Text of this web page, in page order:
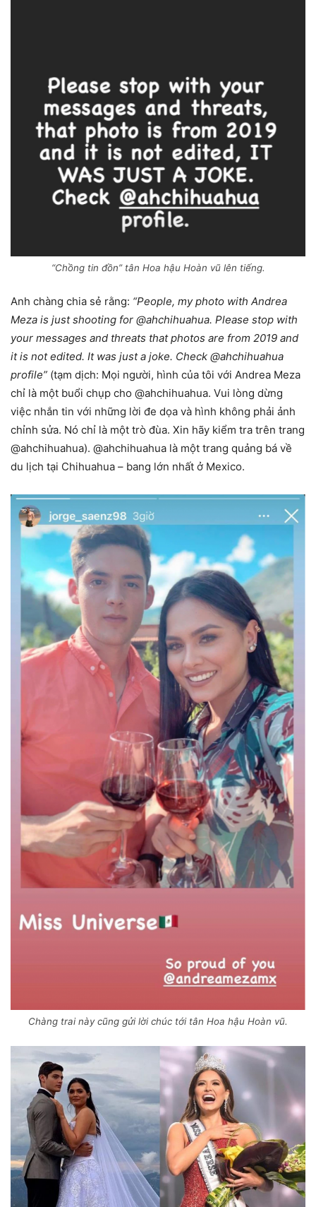
“Chồng tin đồn” tân Hoa hậu Hoàn vũ lên tiếng.
Anh chàng chia sẻ rằng: “People, my photo with Andrea
Meza is just shooting for @ahchihuahua. Please stop with
your messages and threats that photos are from 2019 and
it is not edited. It was just a joke. Check @ahchihuahua
profile” (tạm dịch: Mọi người, hình của tôi với Andrea Meza
chỉ là một buổi chụp cho @ahchihuahua. Vui lòng dừng
việc nhắn tin với những lời đe dọa và hình không phải ảnh
chỉnh sửa. Nó chỉ là một trò đùa. Xin hãy kiểm tra trên trang
@ahchihuahua). @ahchihuahua là một trang quảng bá về
du lịch tại Chihuahua – bang lớn nhất ở Mexico.
Chàng trai này cũng gửi lời chúc tới tân Hoa hậu Hoàn vũ.